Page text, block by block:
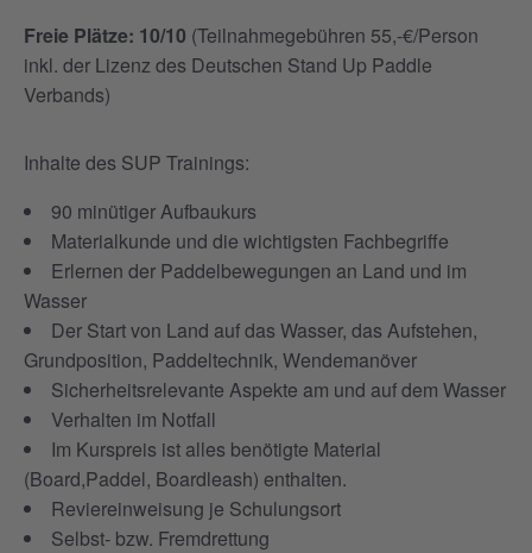
Freie Plätze: 10/10 (Teilnahmegebühren 55,-€/Person
inkl. der Lizenz des Deutschen Stand Up Paddle
Verbands)
Inhalte des SUP Trainings:
90 minütiger Aufbaukurs
Materialkunde und die wichtigsten Fachbegriffe
Erlernen der Paddelbewegungen an Land und im
Wasser
Der Start von Land auf das Wasser, das Aufstehen,
Grundposition, Paddeltechnik, Wendemanöver
Sicherheitsrelevante Aspekte am und auf dem Wasser
Verhalten im Notfall
Im Kurspreis ist alles benötigte Material
(Board,Paddel, Boardleash) enthalten.
Reviereinweisung je Schulungsort
Selbst- bzw. Fremdrettung